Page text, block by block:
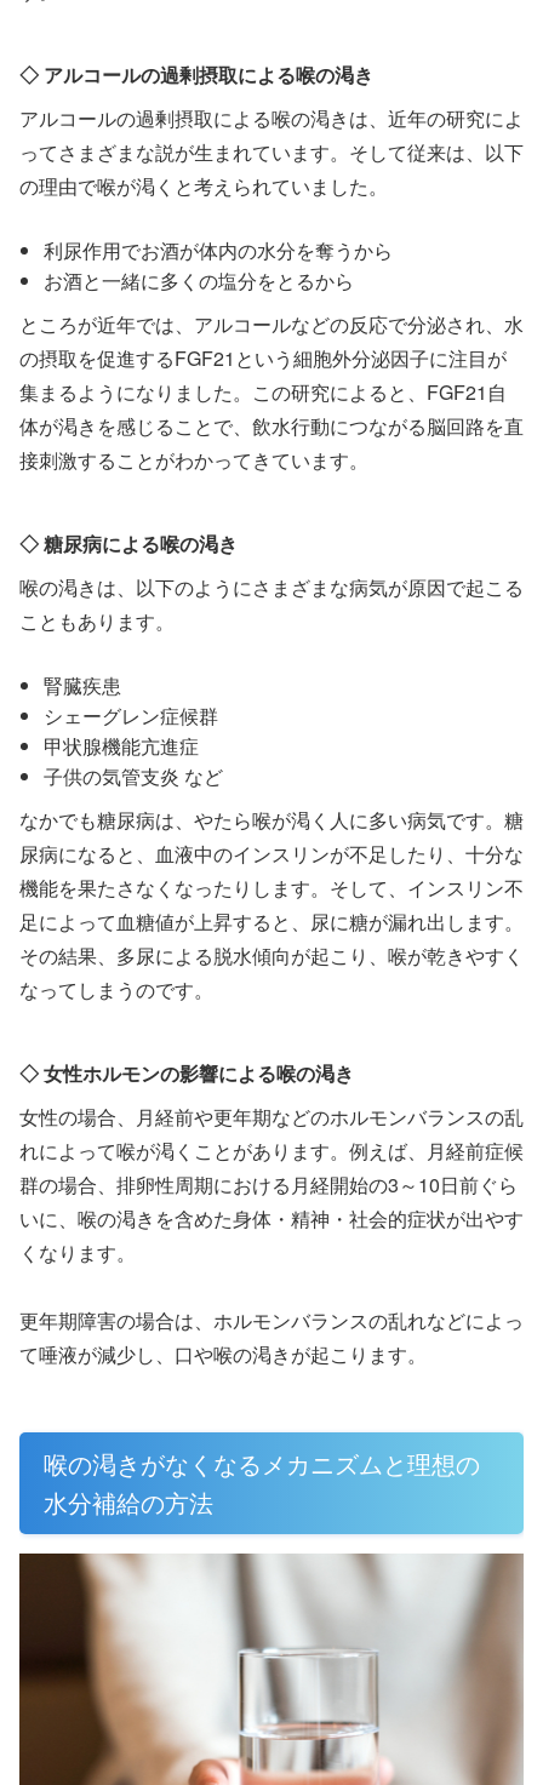
◇ アルコールの過剰摂取による喉の渇き
アルコールの過剰摂取による喉の渇きは、近年の研究によ
ってさまざまな説が生まれています。そして従来は、以下
の理由で喉が渇くと考えられていました。
利尿作用でお酒が体内の水分を奪うから
お酒と一緒に多くの塩分をとるから
ところが近年では、アルコールなどの反応で分泌され、水
の摂取を促進するFGF21という細胞外分泌因子に注目が
集まるようになりました。この研究によると、FGF21自
体が渇きを感じることで、飲水行動につながる脳回路を直
接刺激することがわかってきています。
◇ 糖尿病による喉の渇き
喉の渇きは、以下のようにさまざまな病気が原因で起こる
こともあります。
腎臓疾患
シェーグレン症候群
甲状腺機能亢進症
子供の気管支炎 など
なかでも糖尿病は、やたら喉が渇く人に多い病気です。糖
尿病になると、血液中のインスリンが不足したり、十分な
機能を果たさなくなったりします。そして、インスリン不
足によって血糖値が上昇すると、尿に糖が漏れ出します。
その結果、多尿による脱水傾向が起こり、喉が乾きやすく
なってしまうのです。
◇ 女性ホルモンの影響による喉の渇き
女性の場合、月経前や更年期などのホルモンバランスの乱
れによって喉が渇くことがあります。例えば、月経前症候
群の場合、排卵性周期における月経開始の3～10日前ぐら
いに、喉の渇きを含めた身体・精神・社会的症状が出やす
くなります。
更年期障害の場合は、ホルモンバランスの乱れなどによっ
て唾液が減少し、口や喉の渇きが起こります。
喉の渇きがなくなるメカニズムと理想の
水分補給の方法